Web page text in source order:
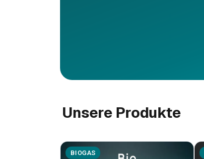
Unsere Produkte
BIOGAS